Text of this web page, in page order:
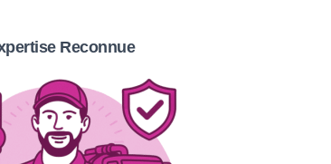
Reconnue